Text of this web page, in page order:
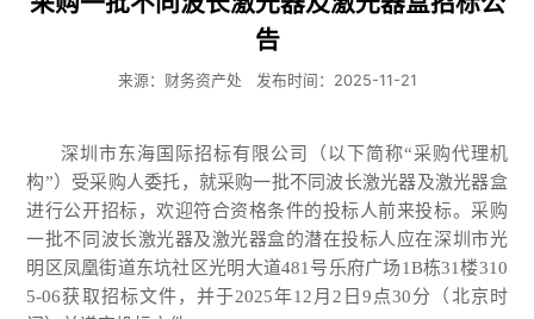
告
来源：财务资产处 发布时间：2025-11-21
深圳市东海国际招标有限公司（以下简称“采购代理机
构”）受采购人委托，就采购一批不同波长激光器及激光器盒
进行公开招标，欢迎符合资格条件的投标人前来投标。采购
一批不同波长激光器及激光器盒的潜在投标人应在深圳市光
明区凤凰街道东坑社区光明大道481号乐府广场1B栋31楼310
5-06获取招标文件，并于2025年12月2 日9 点30分
（北京时